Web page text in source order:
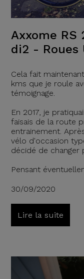
Axxome RS
di2 - Roues
Cela fait
kms que je roule
témoignage.
En 2017, je
faisais de la route
entrainement.
vélo d'occasion
décidé de changer
Pensant
30/09/2020
Lire la suite